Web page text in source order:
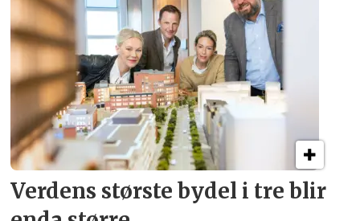
Verdens største bydel i tre blir